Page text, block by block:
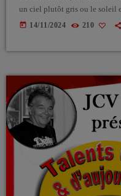
un ciel plutôt gris ou le soleil
d’une famille aisée , son père
today 14/11/2024 210